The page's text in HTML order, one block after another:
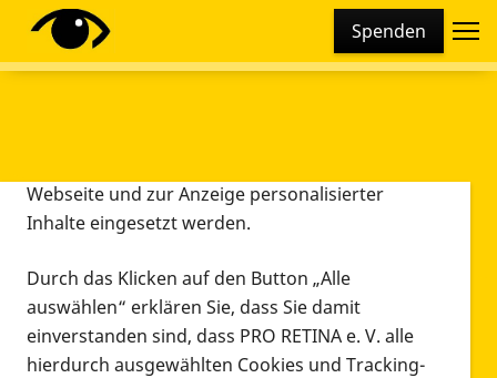
Spenden
Diese Webseite setzt verschiedene Cookies und
Tracking-Tools ein. Dies beinhaltet Cookies und
Webseite und zur Anzeige personalisierter
Inhalte eingesetzt werden.
Durch das Klicken auf den Button „Alle
auswählen“ erklären Sie, dass Sie damit
einverstanden sind, dass PRO RETINA e. V. alle
hierdurch ausgewählten Cookies und Tracking-